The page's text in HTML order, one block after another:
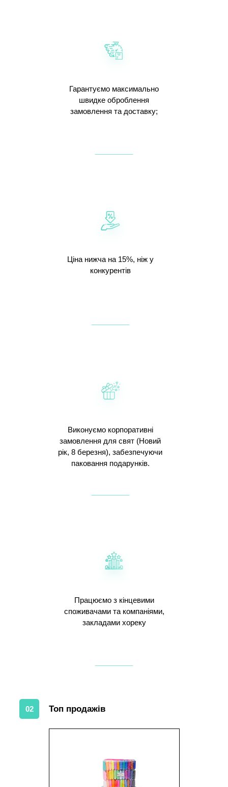
Гарантуємо максимально
швидке оброблення
замовлення та доставку;
Ціна нижча на 15%, ніж у
конкурентів
Виконуємо корпоративні
замовлення для свят (Новий
рік, 8 березня), забезпечуючи
паковання подарунків.
Працюємо з кінцевими
споживачами та компаніями,
закладами хореку
02 Топ продажів